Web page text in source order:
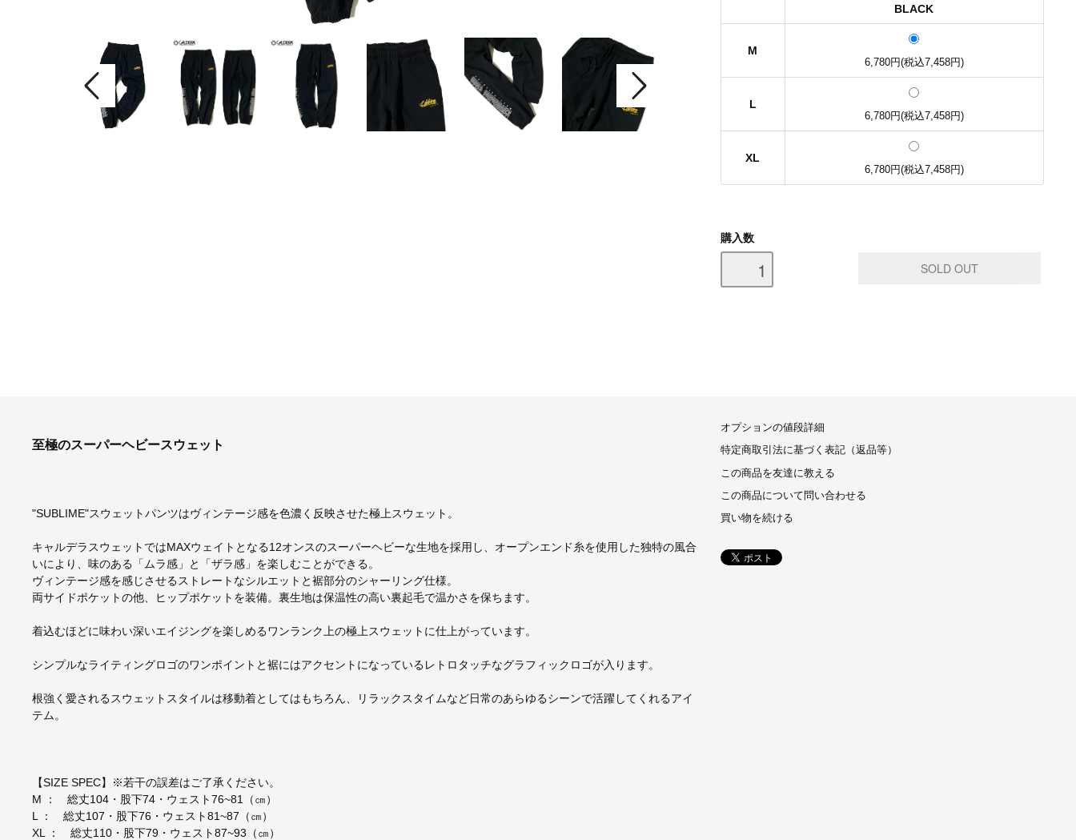
BLACK
M
6,780円(税込7,458円)
L
6,780円(税込7,458円)
XL
6,780円(税込7,458円)
購入数
至極のスーパーヘビースウェット
"SUBLIME"スウェットパンツはヴィンテージ感を色濃く反映させた極上スウェット。
キャルデラスウェットではMAXウェイトとなる12オンスのスーパーヘビーな生地を採用し、オープンエンド糸を使用した独特の風合
いにより、味のある「ムラ感」と「ザラ感」を楽しむことができる。
ヴィンテージ感を感じさせるストレートなシルエットと裾部分のシャーリング仕様。
両サイドポケットの他、ヒップポケットを装備。裏生地は保温性の高い裏起毛で温かさを保ちます。
着込むほどに味わい深いエイジングを楽しめるワンランク上の極上スウェットに仕上がっています。
シンプルなライティングロゴのワンポイントと裾にはアクセントになっているレトロタッチなグラフィックロゴが入ります。
根強く愛されるスウェットスタイルは移動着としてはもちろん、リラックスタイムなど日常のあらゆるシーンで活躍してくれるアイ
テム。
【SIZE SPEC】※若干の誤差はご了承ください。
M ： 総丈104・股下74・ウェスト76~81（㎝）
L ： 総丈107・股下76・ウェスト81~87（㎝）
XL ： 総丈110・股下79・ウェスト87~93（㎝）
オプションの値段詳細
特定商取引法に基づく表記（返品等）
この商品を友達に教える
この商品について問い合わせる
買い物を続ける